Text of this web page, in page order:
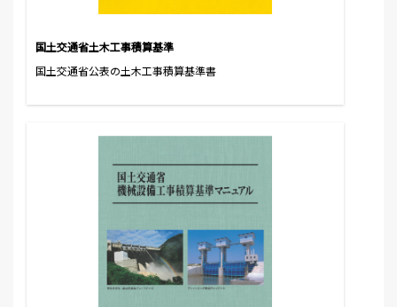
国土交通省土木工事積算基準
国土交通省公表の土木工事積算基準書